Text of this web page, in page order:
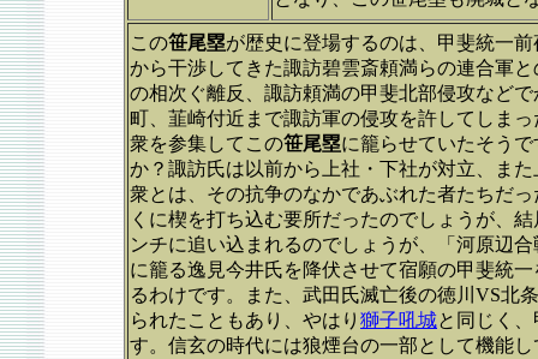
この笹尾塁が歴史に登場するのは、甲斐統一
から干渉してきた諏訪碧雲斎頼満らの連合軍
の相次ぐ離反、諏訪頼満の甲斐北部侵攻など
町、韮崎付近まで諏訪軍の侵攻を許してしま
衆を参集してこの笹尾塁に籠らせていたそう
か？諏訪氏は以前から上社・下社が対立、ま
衆とは、その抗争のなかであぶれた者たちだ
くに楔を打ち込む要所だったのでしょうが、
ンチに追い込まれるのでしょうが、「河原辺
に籠る逸見今井氏を降伏させて宿願の甲斐統
るわけです。また、武田氏滅亡後の徳川VS北
られたこともあり、やはり 獅子吼城と同じく
す。信玄の時代には狼煙台の一部として機能